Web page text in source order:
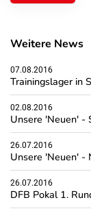
Weitere News
07.08.2016
Trainingslager in
02.08.2016
Unsere 'Neuen' -
26.07.2016
Unsere 'Neuen' -
26.07.2016
DFB Pokal 1.